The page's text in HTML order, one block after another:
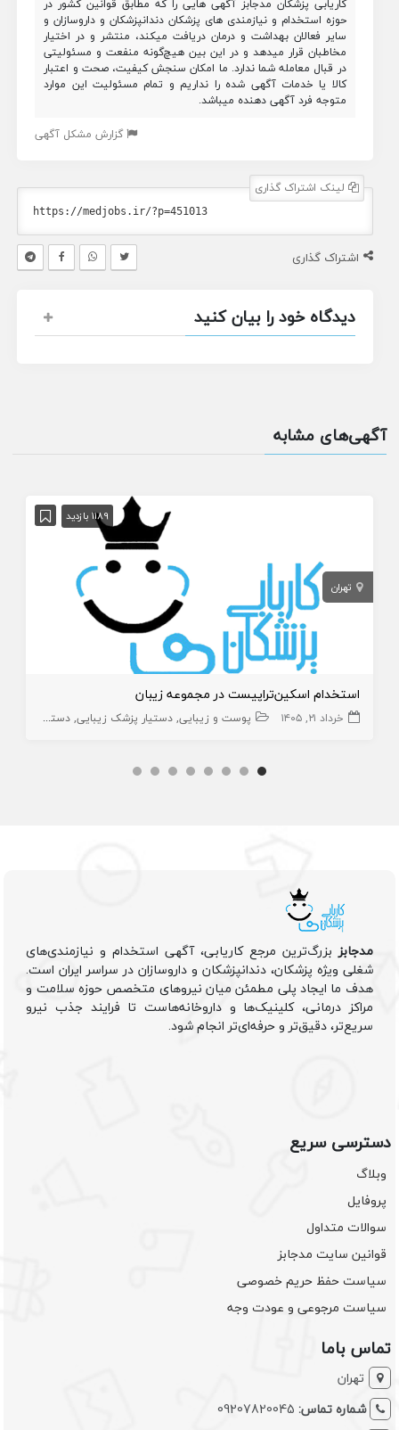
کاریابی پزشکان مدجابز آگهی هایی را که مطابق قوانین کشور در
حوزه استخدام و نیازمندی های پزشکان دندانپزشکان و داروسازان و
سایر فعالان بهداشت و درمان دریافت میکند، منتشر و در اختیار
مخاطبان قرار میدهد و در این بین هیچ‌گونه منفعت و مسئولیتی
در قبال معامله شما ندارد. ما امکان سنجش کیفیت، صحت و اعتبار
کالا یا خدمات آگهی شده را نداریم و تمام مسئولیت این موارد
متوجه فرد آگهی دهنده میباشد.
گزارش مشکل آگهی
لینک اشتراک گذاری
اشتراک گذاری
دیدگاه خود را بیان کنید
آگهی‌های مشابه
1189 بازدید
تهران
استخدام اسکین‌تراپیست در مجموعه زیبان
خرداد ۲۱, ۱۴۰۵ پوست و زیبایی دستیار پزشک زیبایی دستیار پزشک زیبایی
مدجابزبزرگ‌ترین مرجع کاریابی، آگهی استخدام و نیازمندی‌های
شغلی ویژه پزشکان، دندانپزشکان و داروسازان در سراسر ایران است.
هدف ما ایجاد پلی مطمئن میان نیروهای متخصص حوزه سلامت و
مراکز درمانی، کلینیک‌ها و داروخانه‌هاست تا فرایند جذب نیرو
سریع‌تر، دقیق‌تر و حرفه‌ای‌تر انجام شود.
دسترسی سریع
وبلاگ
پروفایل
سوالات متداول
قوانین سایت مدجابز
سیاست حفظ حریم خصوصی
سیاست مرجوعی و عودت وجه
تماس باما
تهران
شماره تماس: 09207820045